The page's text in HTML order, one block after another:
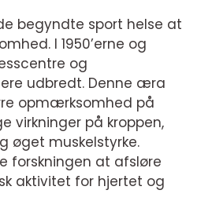
begyndte sport helse at
I 1950’erne og
og
udbredt. Denne æra
opmærksomhed på
virkninger på kroppen,
muskelstyrke.
forskningen at afsløre
aktivitet for hjertet og